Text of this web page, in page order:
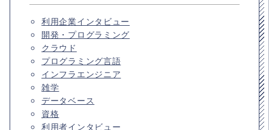
利用企業インタビュー
開発・プログラミング
クラウド
プログラミング言語
インフラエンジニア
雑学
データベース
資格
利用者インタビュー